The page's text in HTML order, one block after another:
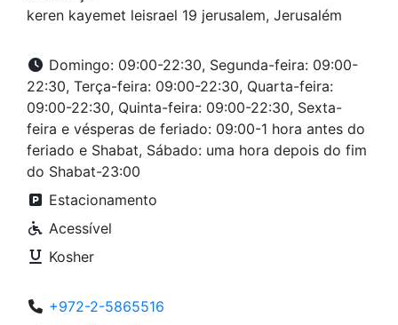
keren kayemet leisrael 19 jerusalem, Jerusalém
Domingo: 09:00-22:30, Segunda-feira: 09:00-
22:30, Terça-feira: 09:00-22:30, Quarta-feira:
09:00-22:30, Quinta-feira: 09:00-22:30, Sexta-
feira e vésperas de feriado: 09:00-1 hora antes do
feriado e Shabat, Sábado: uma hora depois do fim
do Shabat-23:00
Estacionamento
Acessível
Kosher
+972-2-5865516